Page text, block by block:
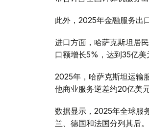
此外，2025年金融服务出
进口方面，哈萨克斯坦居
口额增长5%，达到35亿美
2025年，哈萨克斯坦运输
他商业服务逆差约20亿美
数据显示，2025年全球服
兰、德国和法国分列其后。